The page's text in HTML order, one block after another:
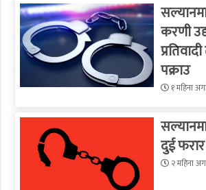
करणी
पक्राउ
१ महिना
दुई फरार
२ महिना